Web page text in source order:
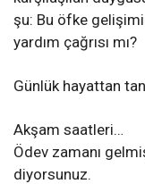
şu: Bu öfke
yardım çağrısı mı?
Günlük hayattan
Akşam saatleri…
Ödev zamanı
diyorsunuz.